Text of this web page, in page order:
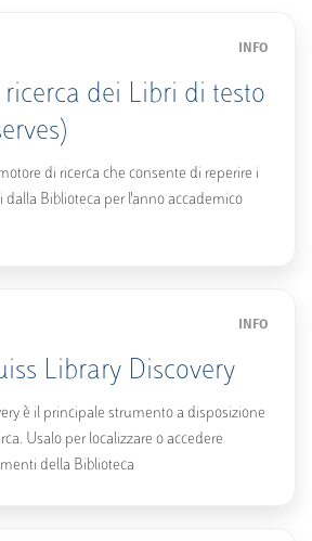
INFO
dei Libri di testo
di ricerca che consente di reperire i
dalla Biblioteca per l'anno accademico
INFO
Library Discovery
è il principale strumento a disposizione
Usalo per localizzare o accedere
della Biblioteca